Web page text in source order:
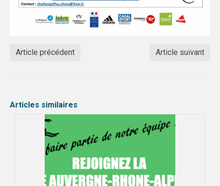
Article précédent Article suivant
Articles similaires